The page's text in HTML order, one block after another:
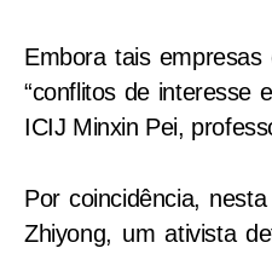
Embora tais empresas
“conflitos de interesse
ICIJ Minxin Pei,
Por coincidência,
Zhiyong, um ativista